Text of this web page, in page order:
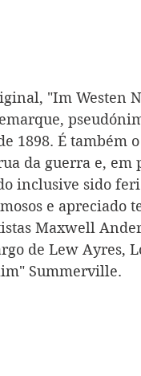
"Im Westen
1898. É
da guerra e,
inclusive sido
e apreciado
Maxwell
de Lew Ayres,
Summerville.